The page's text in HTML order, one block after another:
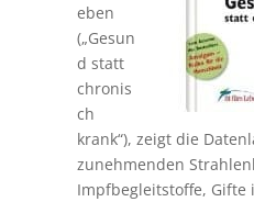
eben
(„Gesun
d statt
chronis
ch
krank“), zeigt die
zunehmenden
Impfbegleitstoffe,